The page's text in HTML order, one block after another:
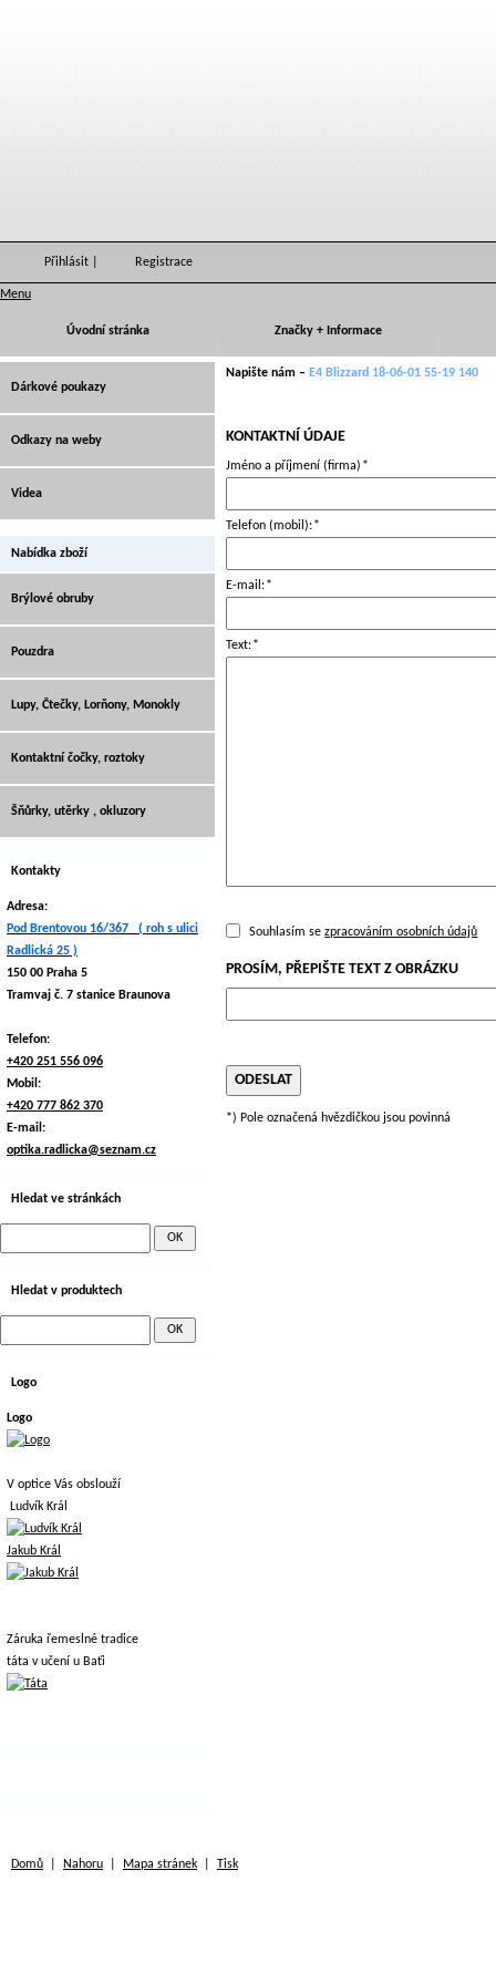
Přihlásit Registrace
Menu
Úvodní stránka Značky + Informace
Napište nám – E4 Blizzard 18-06-01 55-19 140
KONTAKTNÍ ÚDAJE
Jméno a příjmení (firma) *
Telefon (mobil):*
E-mail:*
Text:*
Souhlasím sezpracováním osobních údajů
PROSÍM, PŘEPIŠTE TEXT Z OBRÁZKU
*) Pole označená hvězdičkou jsou povinná
Dárkové poukazy
Odkazy na weby
Videa
Nabídka zboží
Brýlové obruby
Pouzdra
Lupy, Čtečky, Lorňony, Monokly
Kontaktní čočky, roztoky
Šňůrky, utěrky , okluzory
Kontakty
Adresa:
Pod Brentovou 16/367 ( roh s ulici
Radlická 25 )
150 00 Praha 5
Tramvaj č. 7 stanice Braunova
Telefon:
+420 251 556 096
Mobil:
+420 777 862 370
E-mail:
optika.radlicka@seznam.cz
Hledat ve stránkách
Hledat v produktech
Logo
Logo
V optice Vás obslouží
Ludvík Král
Jakub Král
Záruka řemeslné tradice
táta v učení u Baťi
Domů Nahoru Mapa stránek Tisk